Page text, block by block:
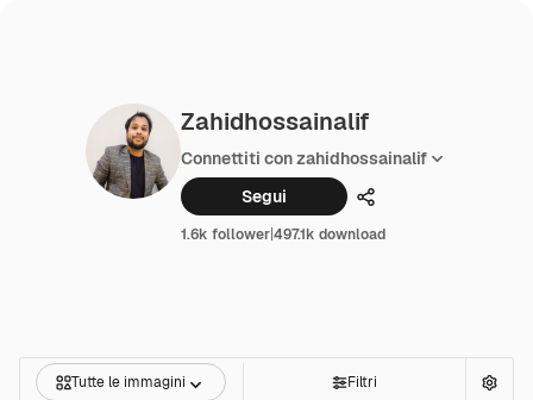
Zahidhossainalif
Connettiti con zahidhossainalif
Segui
Condividi
1.6k follower|497.1k download
Tutte le immagini Filtri